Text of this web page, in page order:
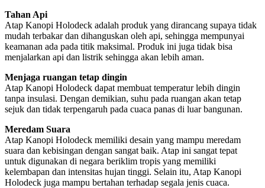
Tahan Api
Atap Kanopi Holodeck adalah produk yang dirancang supaya tidak
mudah terbakar dan dihanguskan oleh api, sehingga mempunyai
keamanan ada pada titik maksimal. Produk ini juga tidak bisa
menjalarkan api dan listrik sehingga akan lebih aman.
Menjaga ruangan tetap dingin
Atap Kanopi Holodeck dapat membuat temperatur lebih dingin
tanpa insulasi. Dengan demikian, suhu pada ruangan akan tetap
sejuk dan tidak terpengaruh pada cuaca panas di luar bangunan.
Meredam Suara
Atap Kanopi Holodeck memiliki desain yang mampu meredam
suara dan kebisingan dengan sangat baik. Atap ini sangat tepat
untuk digunakan di negara beriklim tropis yang memiliki
kelembapan dan intensitas hujan tinggi. Selain itu, Atap Kanopi
Holodeck juga mampu bertahan terhadap segala jenis cuaca.